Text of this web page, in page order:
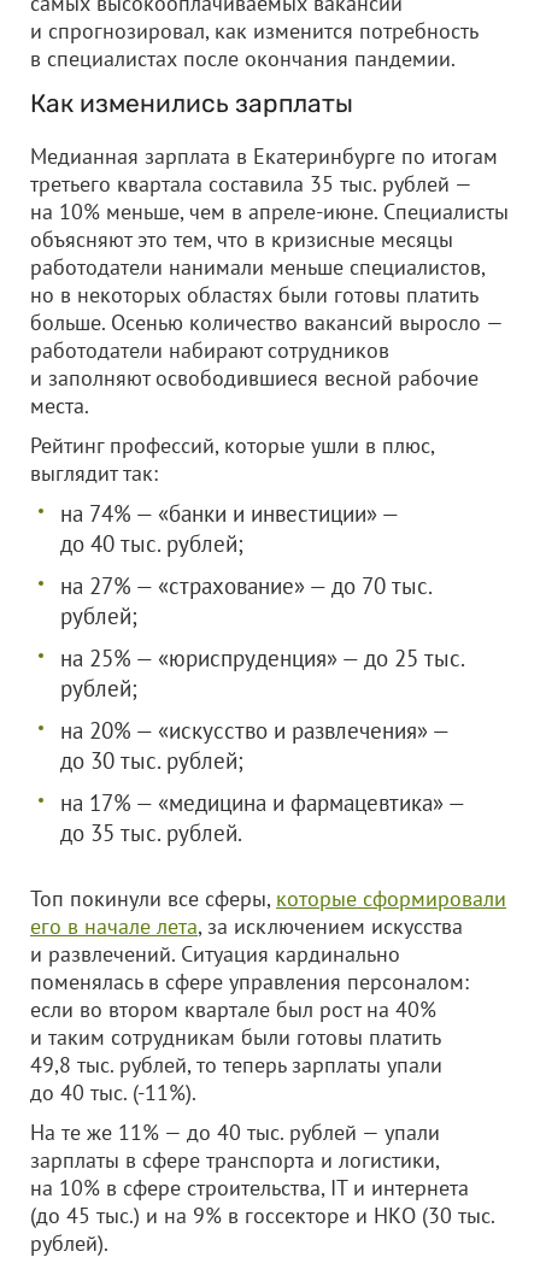
и спрогнозировал, как изменится потребность
в специалистах после окончания пандемии.
Как изменились зарплаты
Медианная зарплата в Екатеринбурге по итогам
третьего квартала составила 35 тыс. рублей —
на 10% меньше, чем в апреле-июне. Специалисты
объясняют это тем, что в кризисные месяцы
работодатели нанимали меньше специалистов,
но в некоторых областях были готовы платить
больше. Осенью количество вакансий выросло —
работодатели набирают сотрудников
и заполняют освободившиеся весной рабочие
места.
Рейтинг профессий, которые ушли в плюс,
выглядит так:
на 74% — «банки и инвестиции» —
до 40 тыс. рублей;
на 27% — «страхование» — до 70 тыс.
рублей;
на 25% — «юриспруденция» — до 25 тыс.
рублей;
на 20% — «искусство и развлечения» —
до 30 тыс. рублей;
на 17% — «медицина и фармацевтика» —
до 35 тыс. рублей.
Топ покинули все сферы, которые сформировали
его в начале лета, за исключением искусства
и развлечений. Ситуация кардинально
поменялась в сфере управления персоналом:
если во втором квартале был рост на 40%
и таким сотрудникам были готовы платить
49,8 тыс. рублей, то теперь зарплаты упали
до 40 тыс. (-11%).
На те же 11% — до 40 тыс. рублей — упали
зарплаты в сфере транспорта и логистики,
на 10% в сфере строительства, IT и интернета
(до 45 тыс.) и на 9% в госсекторе и НКО (30 тыс.
рублей).